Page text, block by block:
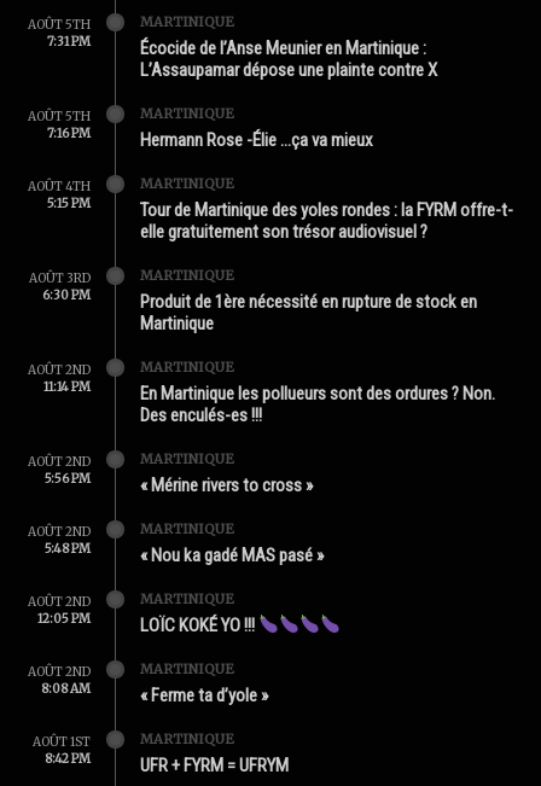
AOÛT 5TH
7:31 PM
MARTINIQUE
Écocide de l’Anse Meunier en Martinique :
L’Assaupamar dépose une plainte contre X
AOÛT 5TH
7:16 PM
MARTINIQUE
Hermann Rose -Élie …ça va mieux
AOÛT 4TH
5:15 PM
MARTINIQUE
Tour de Martinique des yoles rondes : la FYRM offre-t-
elle gratuitement son trésor audiovisuel ?
AOÛT 3RD
6:30 PM
MARTINIQUE
Produit de 1ère nécessité en rupture de stock en
Martinique
AOÛT 2ND
11:14 PM
MARTINIQUE
En Martinique les pollueurs sont des ordures ? Non.
Des enculés-es !!!
AOÛT 2ND
5:56 PM
MARTINIQUE
« Mérine rivers to cross »
AOÛT 2ND
5:48 PM
MARTINIQUE
« Nou ka gadé MAS pasé »
AOÛT 2ND
12:05 PM
MARTINIQUE
LOÏC KOKÉ YO !!!
AOÛT 2ND
8:08 AM
MARTINIQUE
« Ferme ta d’yole »
AOÛT 1ST
8:42 PM
MARTINIQUE
UFR + FYRM = UFRYM